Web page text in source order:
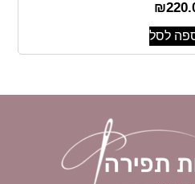
₪
לסל